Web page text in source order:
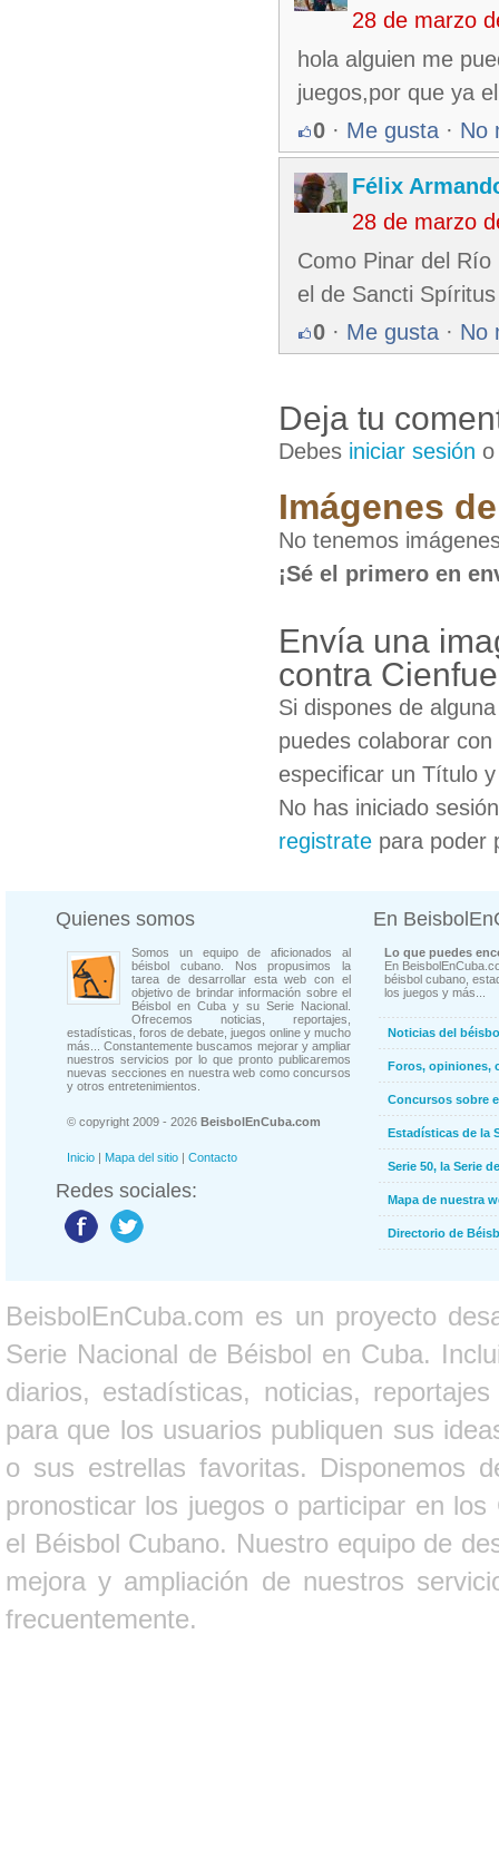
28 de marzo
hola alguien me
juegos,por que ya
0 · Me gusta · No
Félix
28 de marzo
Como Pinar del
el de Sancti
0 · Me gusta · No
Deja tu
Debes iniciar sesión
Imágenes
No tenemos
¡Sé el primero en
Envía una
contra
Si dispones de
puedes colaborar
especificar un Título
No has iniciado
registrate para poder
Quienes somos
Somos un equipo de aficionados al
béisbol cubano. Nos propusimos la
tarea de desarrollar esta web con el
objetivo de brindar información sobre el
Béisbol en Cuba y su Serie Nacional.
Ofrecemos noticias, reportajes,
estadísticas, foros de debate, juegos online y mucho
más... Constantemente buscamos mejorar y ampliar
nuestros servicios por lo que pronto publicaremos
nuevas secciones en nuestra web como concursos
y otros entretenimientos.
© copyright 2009 - 2026 BeisbolEnCuba.com
Inicio | Mapa del sitio | Contacto
Redes sociales:
En
Lo que puedes
En
béisbol cubano,
los juegos y más...
Noticias del
Foros, opiniones,
Concursos sobre
Estadísticas de la
Serie 50, la Serie
Mapa de nuestra
Directorio de
BeisbolEnCuba.com es un proyecto
Serie Nacional de Béisbol en Cuba.
diarios, estadísticas, noticias,
para que los usuarios publiquen sus
o sus estrellas favoritas. Disponemos
pronosticar los juegos o participar en
el Béisbol Cubano. Nuestro equipo de
mejora y ampliación de nuestros
frecuentemente.